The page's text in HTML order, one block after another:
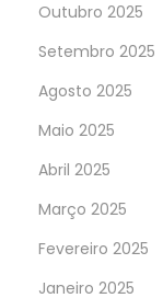
Outubro 2025
Setembro 2025
Agosto 2025
Maio 2025
Abril 2025
Março 2025
Fevereiro 2025
Janeiro 2025